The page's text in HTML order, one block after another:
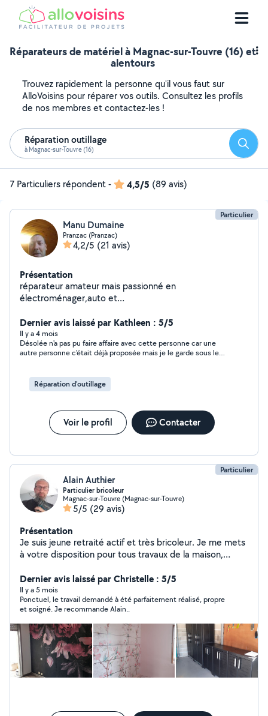
Réparateurs de matériel à Magnac-sur-Touvre (16) et
alentours
Trouvez rapidement la personne qu'il vous faut sur
AlloVoisins pour réparer vos outils. Consultez les profils
de nos membres et contactez-les !
Réparation outillage
à Magnac-sur-Touvre (16)
7 Particuliers répondent- 4,5/5 (89 avis)
Particulier
Manu Dumaine
Pranzac (Pranzac)
4,2/5 (21 avis)
Présentation
réparateur amateur mais passionné en
électroménager,auto et
appel a moi merci
Dernier avis laissé par Kathleen : 5/5
Il y a 4 mois
Désolée n'a pas pu faire affaire avec cette personne car une
autre personne c'était déjà proposée mais je le garde sous le
Réparation d’outillage
Voir le profil Contacter
Particulier
Alain Authier
Particulier bricoleur
Magnac-sur-Touvre (Magnac-sur-Touvre)
5/5 (29 avis)
Présentation
Je suis jeune retraité actif et très bricoleur. Je me mets
à votre disposition pour tous travaux de la maison,
pose revêtement mural et sol.
Dernier avis laissé par Christelle : 5/5
Il y a 5 mois
Ponctuel, le travail demandé à été parfaitement réalisé, propre
et soigné. Je recommande Alain..